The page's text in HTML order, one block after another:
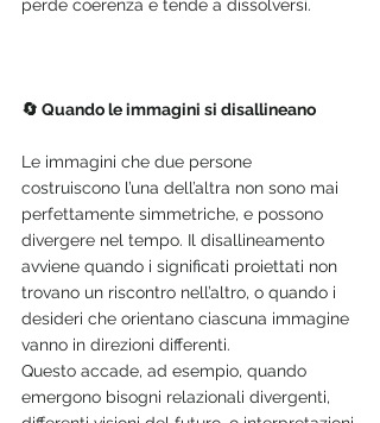
perde coerenza e tende a dissolversi.
🔄 Quando le immagini si disallineano
Le immagini che due persone
costruiscono l’una dell’altra non sono mai
perfettamente simmetriche, e possono
divergere nel tempo. Il disallineamento
avviene quando i significati proiettati non
trovano un riscontro nell’altro, o quando i
desideri che orientano ciascuna immagine
vanno in direzioni differenti.
Questo accade, ad esempio, quando
emergono bisogni relazionali divergenti,